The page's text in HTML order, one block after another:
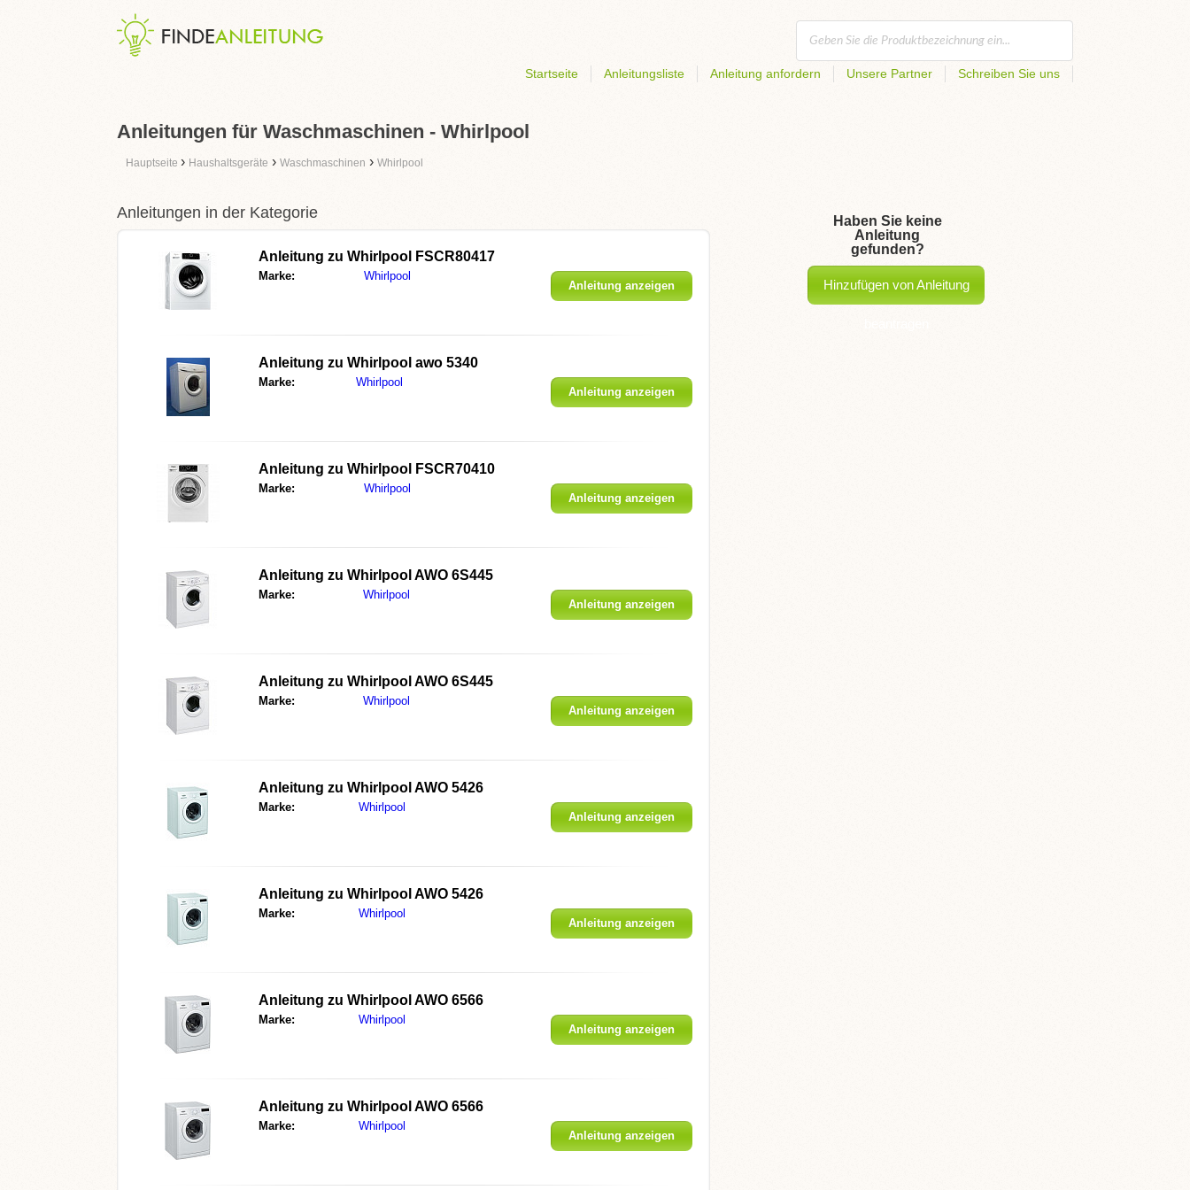
Startseite Anleitungsliste Anleitung anfordern Unsere Partner Schreiben Sie uns
Anleitungen für Waschmaschinen - Whirlpool
Hauptseite › Haushaltsgeräte › Waschmaschinen › Whirlpool
Anleitungen in der Kategorie
Anleitung zu Whirlpool FSCR80417
Marke: Whirlpool
Anleitung anzeigen
Anleitung zu Whirlpool awo 5340
Marke: Whirlpool
Anleitung anzeigen
Anleitung zu Whirlpool FSCR70410
Marke: Whirlpool
Anleitung anzeigen
Anleitung zu Whirlpool AWO 6S445
Marke: Whirlpool
Anleitung anzeigen
Anleitung zu Whirlpool AWO 6S445
Marke: Whirlpool
Anleitung anzeigen
Anleitung zu Whirlpool AWO 5426
Marke: Whirlpool
Anleitung anzeigen
Anleitung zu Whirlpool AWO 5426
Marke: Whirlpool
Anleitung anzeigen
Anleitung zu Whirlpool AWO 6566
Marke: Whirlpool
Anleitung anzeigen
Anleitung zu Whirlpool AWO 6566
Marke: Whirlpool
Anleitung anzeigen
Haben Sie keine
Anleitung
gefunden?
Hinzufügen von Anleitung